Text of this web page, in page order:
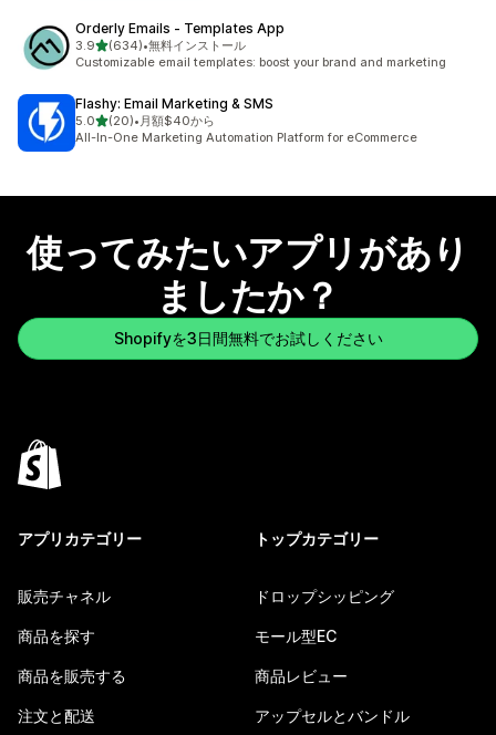
Orderly Emails ‑ Templates App
3.95つ星中
(634)
合計レビュー数：634件
•無料インストール
Customizable email templates: boost your brand and marketing
Flashy: Email Marketing & SMS
5.05つ星中
(20)
合計レビュー数：20件
• 月額$40から
All-In-One Marketing Automation Platform for eCommerce
使ってみたいアプリがあり
ましたか？
Shopifyを3日間無料でお試しください
アプリカテゴリー
販売チャネル
商品を探す
商品を販売する
注文と配送
トップカテゴリー
ドロップシッピング
モール型EC
商品レビュー
アップセルとバンドル